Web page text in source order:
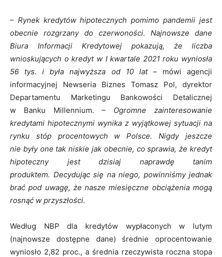
– Rynek kredytów hipotecznych pomimo pandemii jest
obecnie rozgrzany do czerwoności. Najnowsze dane
Biura Informacji Kredytowej pokazują, że liczba
wnioskujących o kredyt w I kwartale 2021 roku wyniosła
56 tys. i była najwyższa od 10 lat – mówi agencji
informacyjnej Newseria Biznes Tomasz Pol, dyrektor
Departamentu Marketingu Bankowości Detalicznej
w Banku Millennium.– Ogromne zainteresowanie
kredytami hipotecznymi wynika z wyjątkowej sytuacji na
rynku stóp procentowych w Polsce. Nigdy jeszcze
nie były one tak niskie jak obecnie, co sprawia, że kredyt
hipoteczny jest dzisiaj naprawdę tanim
produktem. Decydując się na niego, powinniśmy jednak
brać pod uwagę, że nasze miesięczne obciążenia mogą
rosnąć w przyszłości.
Według NBP dla kredytów wypłaconych w lutym
(najnowsze dostępne dane) średnie oprocentowanie
wyniosło 2,82 proc., a średnia rzeczywista roczna stopa